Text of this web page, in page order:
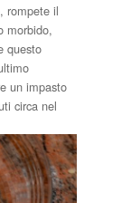
rompete il
morbido,
questo
un impasto
circa nel